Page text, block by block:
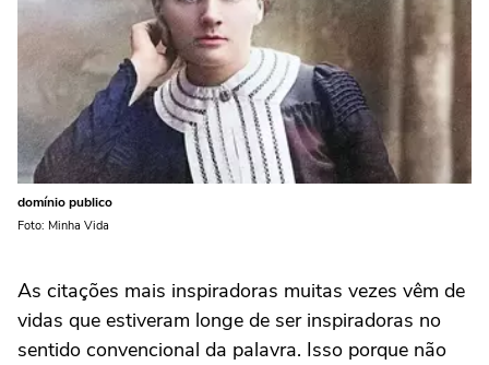
domínio publico
Foto: Minha Vida
As citações mais inspiradoras muitas vezes vêm de
vidas que estiveram longe de ser inspiradoras no
sentido convencional da palavra. Isso porque não